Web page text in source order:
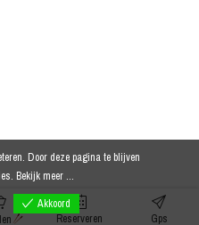
Reserveren Gps
Door deze pagina te blijven
Bekijk meer ...
Akkoord